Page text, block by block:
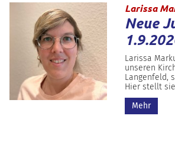
Larissa
Neue
Larissa
unseren
Langenfeld,
Hier stellt
Mehr